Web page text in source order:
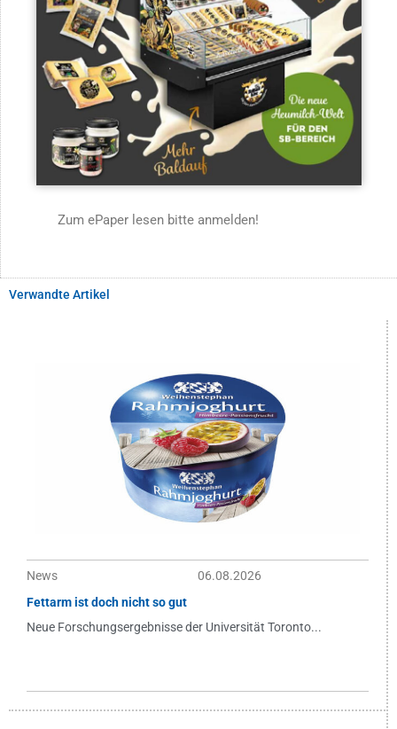
Zum ePaper lesen bitte anmelden!
Verwandte Artikel
News
06.08.2026
Fettarm ist doch nicht so gut
Neue Forschungsergebnisse der Universität Toronto...